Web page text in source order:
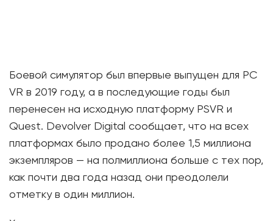
Боевой симулятор был впервые выпущен для PC
VR в 2019 году, а в последующие годы был
перенесен на исходную платформу PSVR и
Quest. Devolver Digital сообщает, что на всех
платформах было продано более 1,5 миллиона
экземпляров — на полмиллиона больше с тех пор,
как почти два года назад они преодолели
отметку в один миллион.